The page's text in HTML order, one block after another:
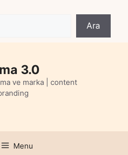
Ara
3.0
ve marka | content
Menu